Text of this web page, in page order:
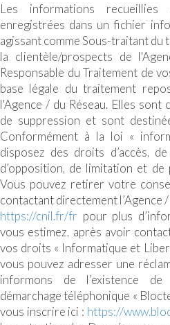
Les informations
enregistrées dans un fichier
agissant comme Sous-traitant du
la clientèle/prospects de
Responsable du Traitement de
base légale du traitement
l'Agence / du Réseau. Elles sont
de suppression et sont
Conformément à la loi «
disposez des droits d’accès,
d’opposition, de limitation et
Vous pouvez retirer votre
contactant directement l’Agence
https://cnil.fr/fr pour plus
vous estimez, après avoir
vos droits « Informatique et
vous pouvez adresser une
informons de l’existence
démarchage téléphonique «
vous inscrire ici : https://